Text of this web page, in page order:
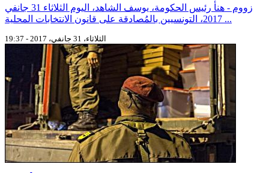
زووم - هنأ رئيس الحكومة، يوسف الشاهد، اليوم الثلاثاء 31 جانفي
2017، التونسيين بالمُصادقة على قانون الانتخابات المحلية ...
الثلاثاء، 31 جانفي، 2017 - 19:37